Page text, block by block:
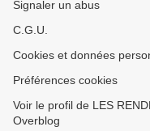
Signaler un abus
C.G.U.
Cookies et données
Préférences cookies
Voir le profil de LES
Overblog